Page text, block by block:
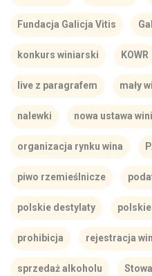
Fundacja Galicja Vitis
konkurs winiarski KOWR
live z paragrafem mały
nalewki nowa ustawa
organizacja rynku wina
piwo rzemieślnicze
polskie destylaty
prohibicja rejestracja
sprzedaż alkoholu